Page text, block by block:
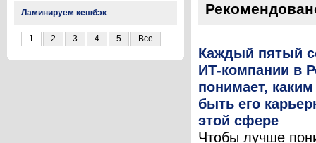
Ламинируем кешбэк
1 2 3 4 5 Все
Каждый пятый
ИТ-компании в
понимает,
быть его
этой сфере
Чтобы лучше